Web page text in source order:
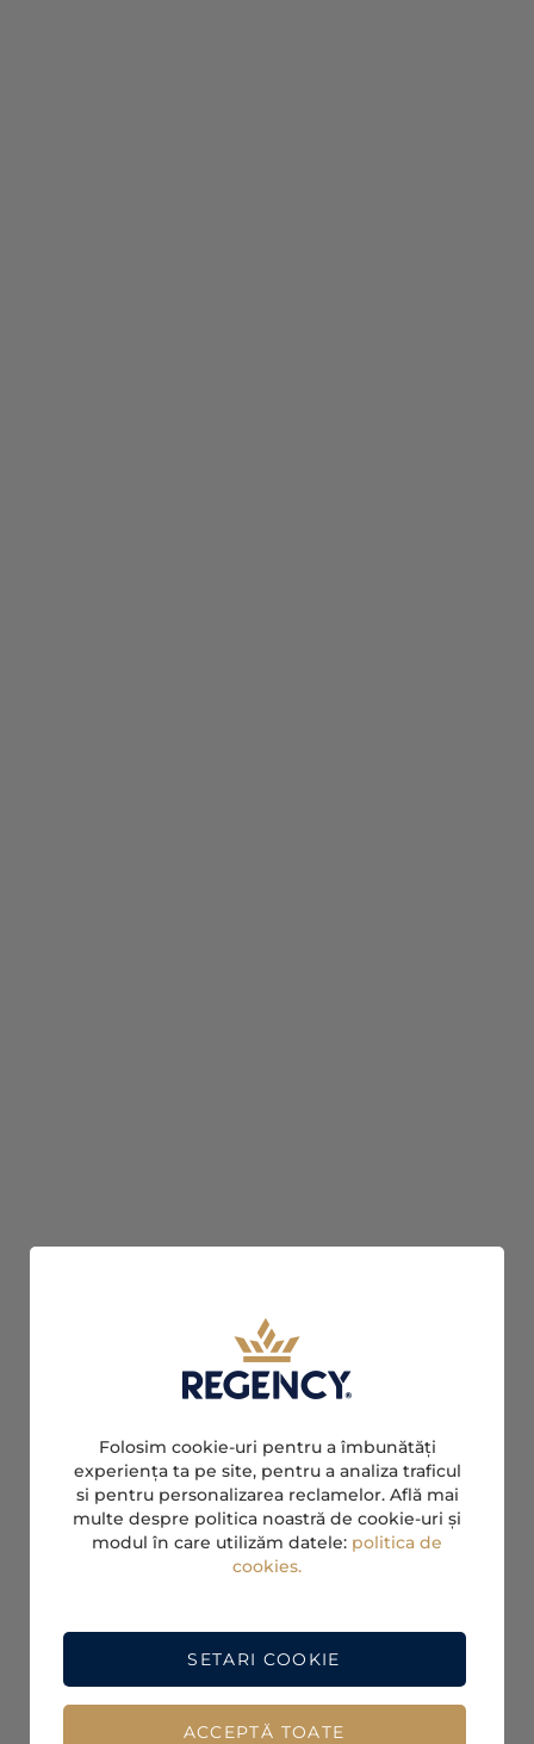
Folosim cookie-uri pentru a îmbunătăți
experiența ta pe site, pentru a analiza traficul
si pentru personalizarea reclamelor. Află mai
multe despre politica noastră de cookie-uri și
modul în care utilizăm datele: politica de
cookies.
ACCEPTĂ TOATE
SETARI COOKIE